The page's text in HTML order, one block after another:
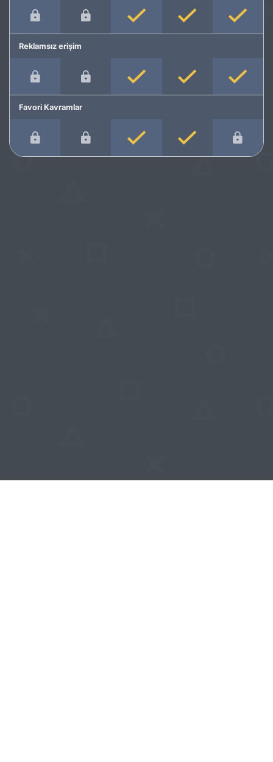
Reklamsız erişim
Favori Kavramlar